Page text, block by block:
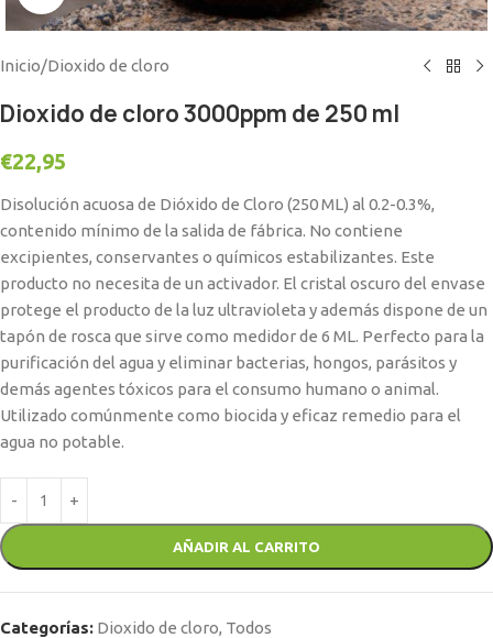
Inicio/Dioxido de cloro
Dioxido de cloro 3000ppm de 250 ml
€22,95
Disolución acuosa de Dióxido de Cloro (250 ML) al 0.2-0.3%,
contenido mínimo de la salida de fábrica. No contiene
excipientes, conservantes o químicos estabilizantes. Este
producto no necesita de un activador. El cristal oscuro del envase
protege el producto de la luz ultravioleta y además dispone de un
tapón de rosca que sirve como medidor de 6 ML. Perfecto para la
purificación del agua y eliminar bacterias, hongos, parásitos y
demás agentes tóxicos para el consumo humano o animal.
Utilizado comúnmente como biocida y eficaz remedio para el
agua no potable.
AÑADIR AL CARRITO
Categorías: Dioxido de cloro, Todos